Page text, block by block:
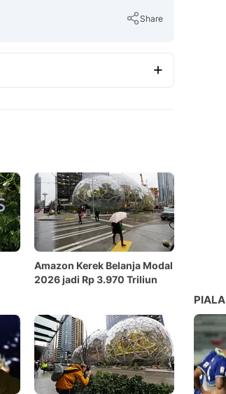
Share
Amazon Kerek Belanja Modal
2026 jadi Rp 3.970 Triliun